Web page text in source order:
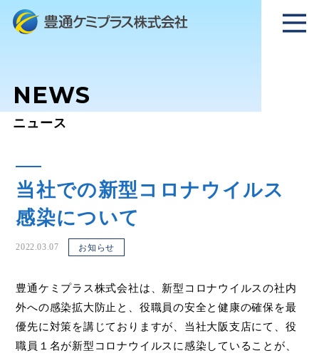
NEWS
ニュース
当社での新型コロナウイルス
感染について
2022.03.07 お知らせ
豊通ケミプラス株式会社は、新型コロナウイルスの社内
外への感染拡大防止と、役職員の安全と健康の確保を最
優先に対策を講じておりますが、当社大阪支店にて、役
職員１名が新型コロナウイルスに感染していることが、